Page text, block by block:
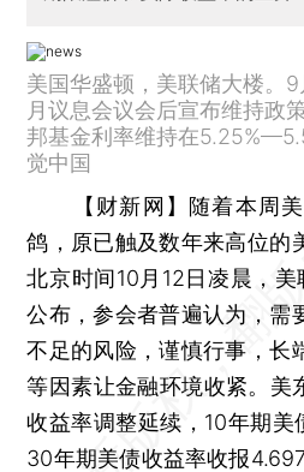
美国华盛顿，美联储大楼。
月议息会议会后宣布维持政
邦基金利率维持在
觉中国
【财新网】 随着本周
鸽，原已触及数年来高位的
北京时间10月12日凌晨，
公布，参会者普遍认为，需
不足的风险，谨慎行事，长
等因素让金融环境收紧。美
收益率调整延续，10年期美
30年期美债收益率收报